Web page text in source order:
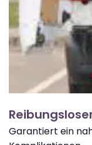
Garantiert ein